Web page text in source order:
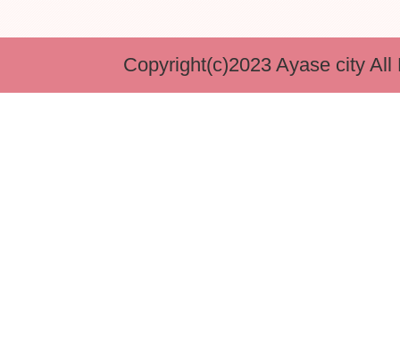
Copyright(c)2023 Ayase city